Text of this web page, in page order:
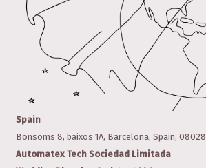
Spain
Bonsoms 8, baixos 1A, Barcelona, Spain, 08028
Automatex Tech Sociedad Limitada